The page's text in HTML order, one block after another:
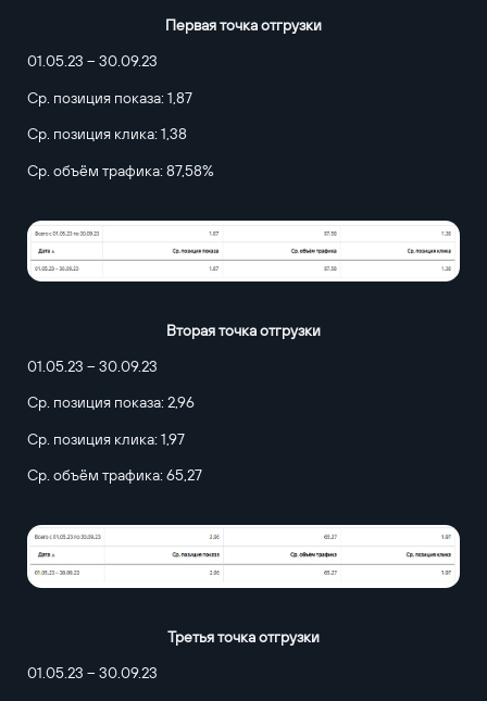
Первая точка отгрузки
01.05.23 – 30.09.23
Ср. позиция показа: 1,87
Ср. позиция клика: 1,38
Ср. объём трафика: 87,58%
Вторая точка отгрузки
01.05.23 – 30.09.23
Ср. позиция показа: 2,96
Ср. позиция клика: 1,97
Ср. объём трафика: 65,27
Третья точка отгрузки
01.05.23 – 30.09.23